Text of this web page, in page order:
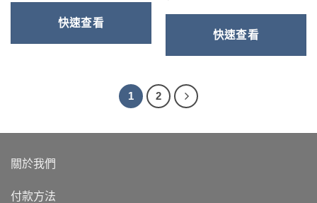
$78.00
到
快速查看
快速查看
1 2
關於我們
付款方法